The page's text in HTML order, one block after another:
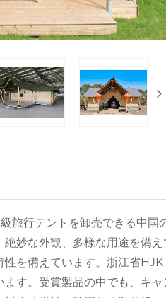
旅行テントを卸売できる中
妙な外観、多様な用途を備
性を備えています。浙江省
ます。受賞製品の中でも、キ